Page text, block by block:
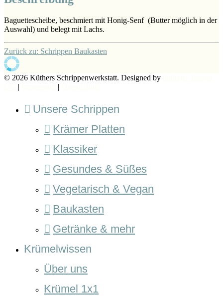
Baguettescheibe, beschmiert mit Honig-Senf (Butter möglich in der
Auswahl) und belegt mit Lachs.
Zurück zu: Schrippen Baukasten
© 2026 Küthers Schrippenwerkstatt. Designed by
| |
Unsere Schrippen
Krämer Platten
Klassiker
Gesundes & Süßes
Vegetarisch & Vegan
Baukasten
Getränke & mehr
Krümelwissen
Über uns
Krümel 1x1